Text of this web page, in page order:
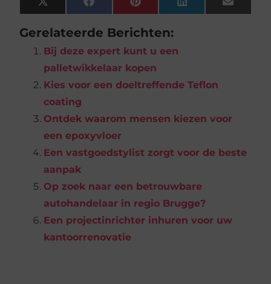
X
(Twitter)
FacebookPinterestLinkedInEmail
Gerelateerde Berichten:
Bij deze expert kunt u een
palletwikkelaar kopen
Kies voor een doeltreffende Teflon
coating
Ontdek waarom mensen kiezen voor
een epoxyvloer
Een vastgoedstylist zorgt voor de beste
aanpak
Op zoek naar een betrouwbare
autohandelaar in regio Brugge?
Een projectinrichter inhuren voor uw
kantoorrenovatie